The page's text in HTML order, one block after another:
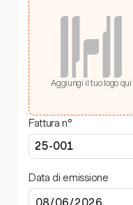
Aggiungi il tuo logo qui
Fattura n°
Data di emissione